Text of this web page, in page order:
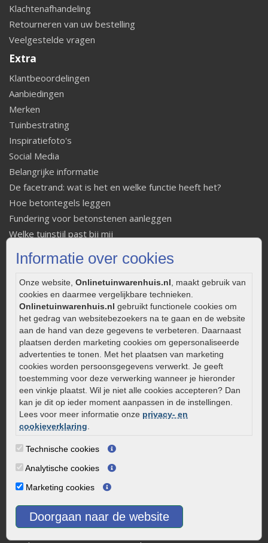
Informatie over cookies
Onze website, Onlinetuinwarenhuis.nl , maakt gebruik van
cookies en daarmee vergelijkbare technieken.
Onlinetuinwarenhuis.nl gebruikt functionele cookies om
het gedrag van websitebezoekers na te gaan en de website
aan de hand van deze gegevens te verbeteren. Daarnaast
plaatsen derden marketing cookies om gepersonaliseerde
advertenties te tonen. Met het plaatsen van marketing
cookies worden persoonsgegevens verwerkt. Je geeft
toestemming voor deze verwerking wanneer je hieronder
een vinkje plaatst. Wil je niet alle cookies accepteren? Dan
kan je dit op ieder moment aanpassen in de instellingen.
Lees voor meer informatie onze privacy- en
cookieverklaring
Technische cookies
Analytische cookies
Marketing cookies
Doorgaan naar de website
Klachtenafhandeling
Retourneren van uw bestelling
Veelgestelde vragen
Extra
Klantbeoordelingen
Aanbiedingen
Merken
Tuinbestrating
Inspiratiefoto's
Social Media
Belangrijke informatie
De facetrand: wat is het en welke functie heeft het?
Hoe betontegels leggen
Fundering voor betonstenen aanleggen
Welke tuinstijl past bij mij
Strakke tuin inrichten
Legverbanden gebakken bestrating
Onderhoud van gebakken bestrating
Aanlegtips voor gebakken bestrating
Zelf een terras aanleggen
Kleine stadstuin inrichten
0320 – 219170
Kaapstanderweg 41
8243 RB Lelystad
info@onlinetuinwarenhuis.nl
Routebeschrijving
Openingstijden
Maandag
Dinsdag
Woensdag
Vrijdag
08:00 - 17:00
Zaterdag
08:00 - 15.00